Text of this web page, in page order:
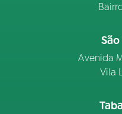
Avenida
Vila